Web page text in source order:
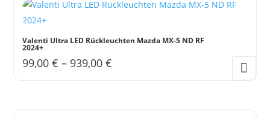
Produktseite
werden
Valenti Ultra LED Rückleuchten Mazda MX-5 ND RF
2024+
99,00€ – 939,00€